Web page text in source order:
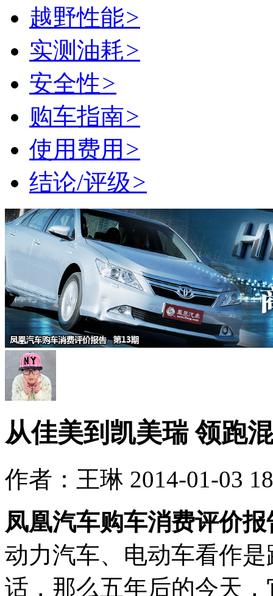
越野性能>
实测油耗>
安全性>
购车指南>
使用费用 >
结论/评级>
从佳美到凯美瑞 领跑
作者：王琳 2014-01-03
凤凰汽车购车消费评价
动力汽车、电动车看作
话，那么五年后的今天